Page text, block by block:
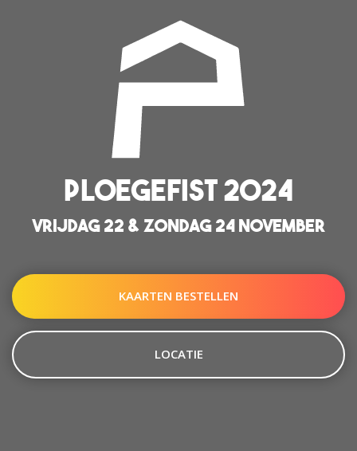
PLOEGEFIST 2024
VRIJDAG 22 & ZONDAG 24 NOVEMBER
KAARTEN BESTELLEN
LOCATIE